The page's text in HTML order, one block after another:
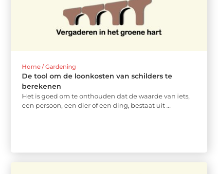
Home / Gardening
De tool om de loonkosten van schilders te
berekenen
Het is goed om te onthouden dat de waarde van iets,
een persoon, een dier of een ding, bestaat uit ...